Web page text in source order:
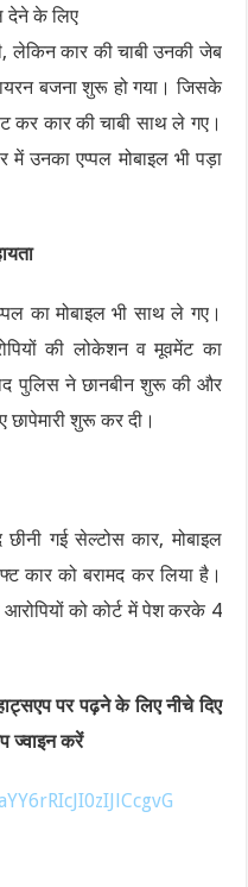
देने के लिए
लेकिन कार की चाबी उनकी जेब
बजना शुरू हो गया। जिसके
कर कार की चाबी साथ ले गए।
उनका एप्पल मोबाइल भी पड़ा
का मोबाइल भी साथ ले गए।
की लोकेशन व मूवमेंट का
पुलिस ने छानबीन शुरू की और
छापेमारी शुरू कर दी।
गई सेल्टोस कार, मोबाइल
कार को बरामद कर लिया है।
को कोर्ट में पेश करके 4
पर पढ़ने के लिए नीचे दिए
ज्वाइन करें